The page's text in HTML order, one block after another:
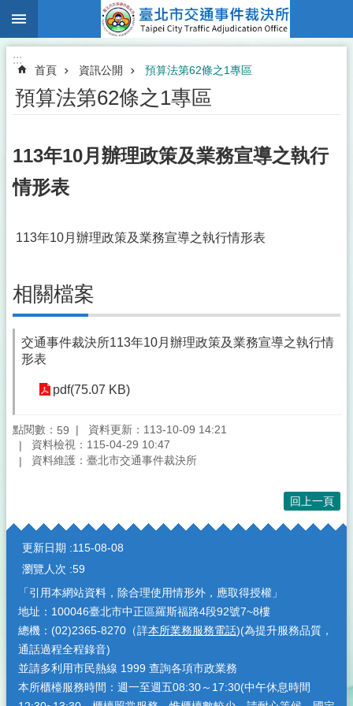
跳到主要內容區塊
:::
首頁 資訊公開 預算法第62條之1專區
預算法第62條之1專區
113年10月辦理政策及業務宣導之執行
情形表
113年10月辦理政策及業務宣導之執行情形表
相關檔案
交通事件裁決所113年10月辦理政策及業務宣導之執行情
形表
pdf(75.07 KB)
點閱數： 59
資料更新：113-10-09 14:21
資料檢視：115-04-29 10:47
資料維護：臺北市交通事件裁決所
回上一頁
:::
更新日期
115-08-08
瀏覽人次 59
「引用本網站資料，除合理使用情形外，應取得授權」
地址：100046臺北市中正區羅斯福路4段92號7~8樓
總機：(02)2365-8270（詳本所業務服務電話)(為提升服務品質，
通話過程全程錄音)
並請多利用市民熱線 1999 查詢各項市政業務
本所櫃檯服務時間：週一至週五08:30～17:30(中午休息時間